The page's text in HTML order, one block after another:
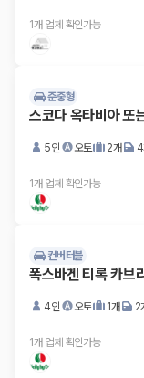
1개 업체 확인가능
준중형
스코다 옥타비아 또
5인 오토 2개
1개 업체 확인가능
컨버터블
폭스바겐 티록 카브
4인 오토 1개 2
1개 업체 확인가능